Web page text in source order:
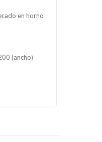
en horno
(ancho)